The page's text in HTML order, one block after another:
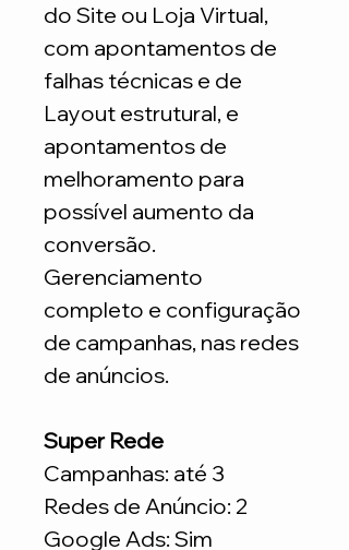
do Site ou Loja Virtual,
com apontamentos de
falhas técnicas e de
Layout estrutural, e
apontamentos de
melhoramento para
possível aumento da
conversão.
Gerenciamento
completo e configuração
de campanhas, nas redes
de anúncios.
Super Rede
Campanhas: até 3
Redes de Anúncio: 2
Google Ads: Sim